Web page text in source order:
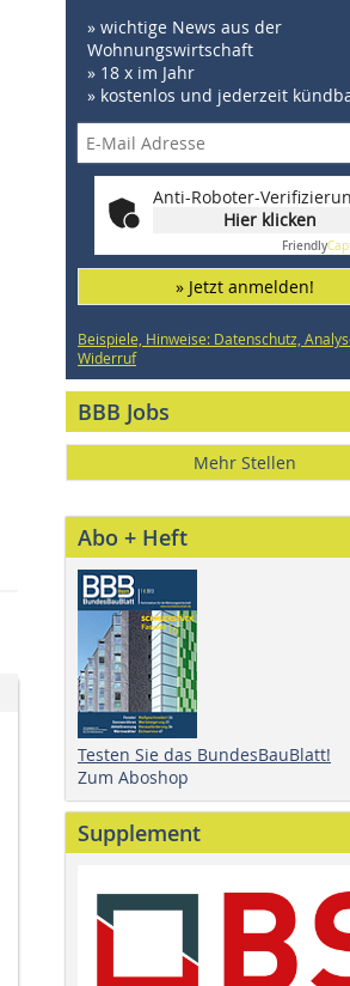
» wichtige News aus der
Wohnungswirtschaft
» 18 x im Jahr
» kostenlos und jederzeit
Anti-Roboter-
Hier klicken
Friendly
» Jetzt anmelden!
Beispiele, Hinweise: Datenschutz,
Widerruf
BBB Jobs
Mehr Stellen
Abo + Heft
Testen Sie das BundesBauBlatt!
Zum Aboshop
Supplement